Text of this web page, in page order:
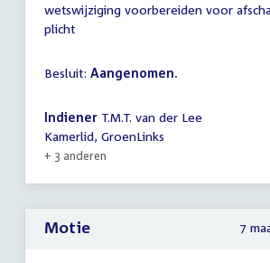
wetswijziging voorbereiden voor
plicht
Besluit: Aangenomen.
Indiener T.M.T. van der Lee
Kamerlid, GroenLinks
+ 3 anderen
Motie 7